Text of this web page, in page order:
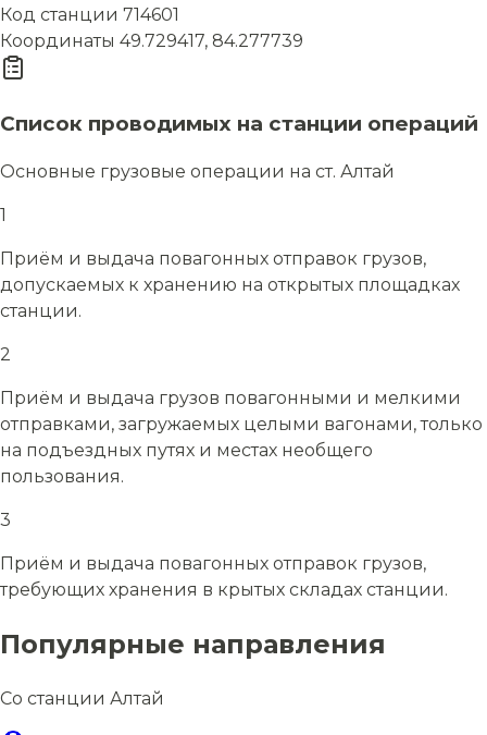
Код станции 714601
Координаты 49.729417, 84.277739
Список проводимых на станции операций
Основные грузовые операции на ст. Алтай
1
Приём и выдача повагонных отправок грузов,
допускаемых к хранению на открытых площадках
станции.
2
Приём и выдача грузов повагонными и мелкими
отправками, загружаемых целыми вагонами, только
на подъездных путях и местах необщего
пользования.
3
Приём и выдача повагонных отправок грузов,
требующих хранения в крытых складах станции.
Популярные направления
Со станции Алтай